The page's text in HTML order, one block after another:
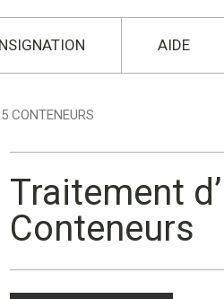
AIDE
CONTENEURS
Traitement
Conteneurs